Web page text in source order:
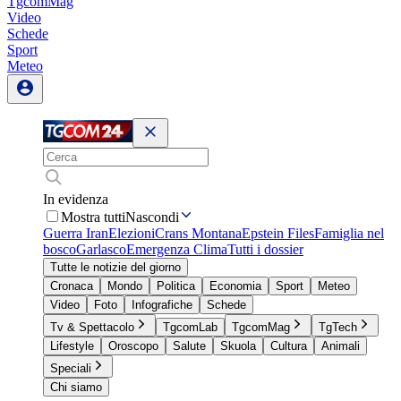
Video
Schede
Sport
Meteo
In evidenza
Mostra tuttiNascondi
Guerra IranElezioniCrans MontanaEpstein FilesFamiglia nel
boscoGarlascoEmergenza ClimaTutti i dossier
Tutte le notizie del giorno
Cronaca
Mondo Politica Economia Sport
Meteo
Video
Foto Infografiche
Schede
Tv & Spettacolo
TgcomLab TgcomMag
TgTech
Lifestyle
Oroscopo Salute Skuola Cultura
Animali
Speciali
Chi siamo